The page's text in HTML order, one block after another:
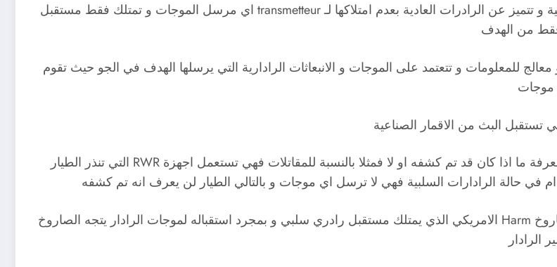
الا ان هناك رادارات تستخدم طريقة عمل أخرى تسمى الرادارات السلبية و تتميز عن الرادرات العادية بعدم امتلاكها لـ transmetteur اي مرسل الموجات و تمتلك فقط مستقبل
للمعلومات و تتعتمد على الموجات و الانبعاثات الرادارية التي يرسلها الهدف في الجو حيث تقوم
موجات
تستقبل البث من الاقمار الصناعية
من ايجابيات الاستقبال دون الارسال هو عدم قدرة الهدف الجوي على معرفة ما اذا كان قد تم كشفه او لا فمثلا بالنسبة للمقاتلات فهي تستعمل اجهزة RWR التي تنذر الطيار
في حالة الرادارات السلبية فهي لا ترسل اي موجات و بالتالي الطيار لن يعرف انه تم كشفه
هذا المبدأ يتم العمل به بكثرة على الصواريخ المضادة للرادارات مثل صاروخ Harm الامريكي الذي يمتلك مستقبل رادري سلبي و بمجرد استقباله لموجات الرادار يتجه الصاروخ
الرادار